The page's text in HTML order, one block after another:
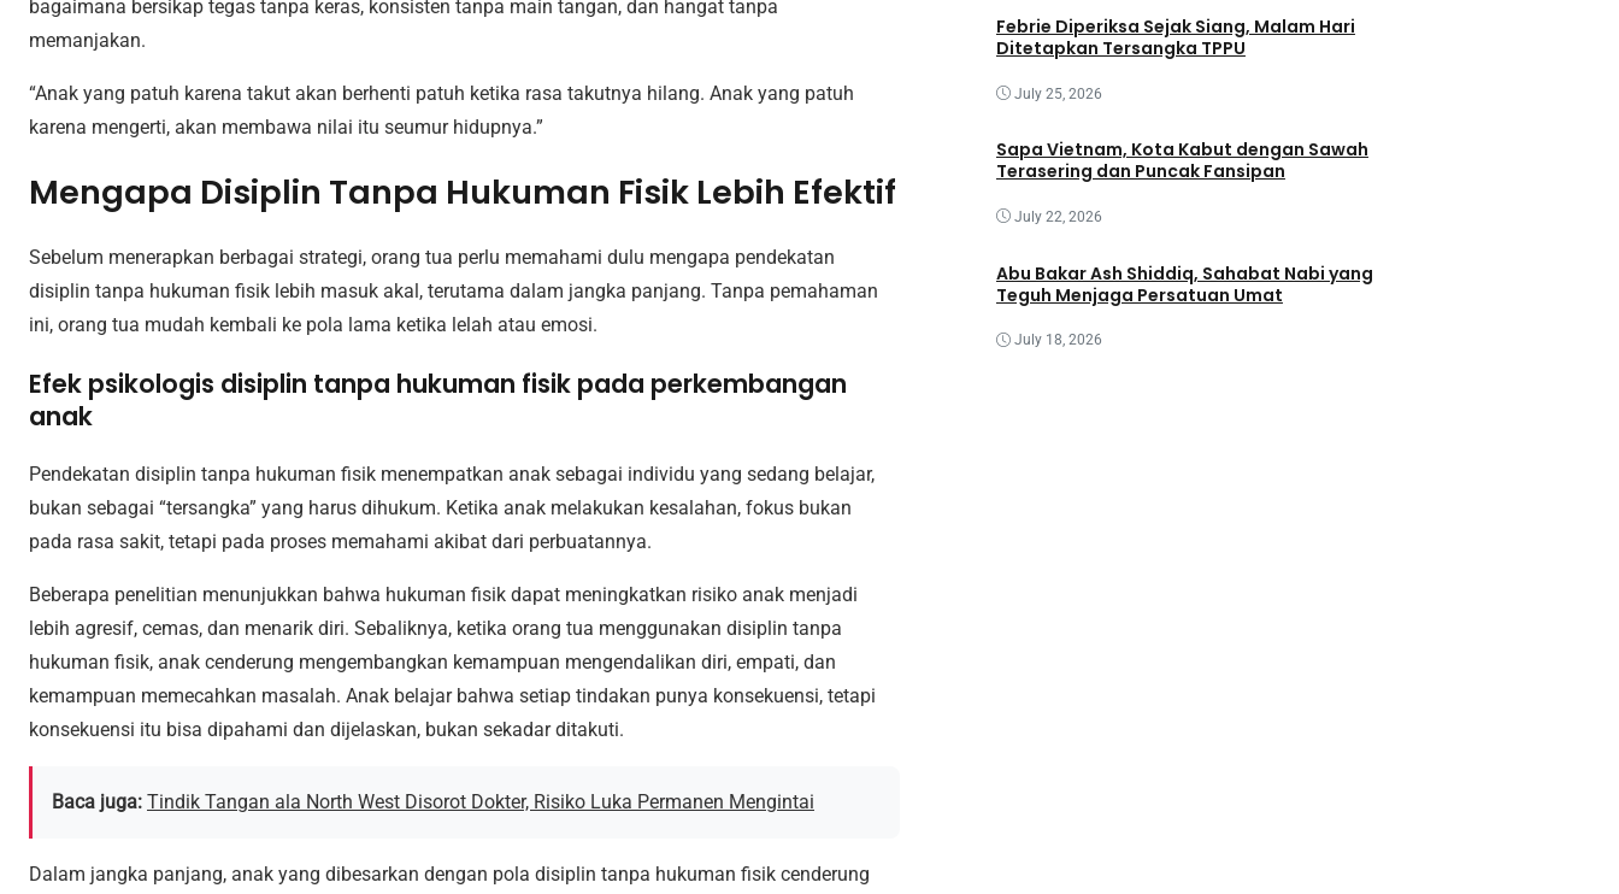
bagaimana bersikap tegas tanpa keras, konsisten tanpa main tangan, dan hangat tanpa
memanjakan.
“Anak yang patuh karena takut akan berhenti patuh ketika rasa takutnya hilang. Anak yang patuh
karena mengerti, akan membawa nilai itu seumur hidupnya.”
Mengapa Disiplin Tanpa Hukuman Fisik Lebih Efektif
Sebelum menerapkan berbagai strategi, orang tua perlu memahami dulu mengapa pendekatan
disiplin tanpa hukuman fisik lebih masuk akal, terutama dalam jangka panjang. Tanpa pemahaman
ini, orang tua mudah kembali ke pola lama ketika lelah atau emosi.
Efek psikologis disiplin tanpa hukuman fisik pada perkembangan
anak
Pendekatan disiplin tanpa hukuman fisik menempatkan anak sebagai individu yang sedang belajar,
bukan sebagai “tersangka” yang harus dihukum. Ketika anak melakukan kesalahan, fokus bukan
pada rasa sakit, tetapi pada proses memahami akibat dari perbuatannya.
Beberapa penelitian menunjukkan bahwa hukuman fisik dapat meningkatkan risiko anak menjadi
lebih agresif, cemas, dan menarik diri. Sebaliknya, ketika orang tua menggunakan disiplin tanpa
hukuman fisik, anak cenderung mengembangkan kemampuan mengendalikan diri, empati, dan
kemampuan memecahkan masalah. Anak belajar bahwa setiap tindakan punya konsekuensi, tetapi
konsekuensi itu bisa dipahami dan dijelaskan, bukan sekadar ditakuti.
Baca juga: Tindik Tangan ala North West Disorot Dokter, Risiko Luka Permanen Mengintai
Dalam jangka panjang, anak yang dibesarkan dengan pola disiplin tanpa hukuman fisik cenderung
Febrie Diperiksa Sejak Siang, Malam Hari
Ditetapkan Tersangka TPPU
July 25, 2026
Sapa Vietnam, Kota Kabut dengan Sawah
Terasering dan Puncak Fansipan
July 22, 2026
Abu Bakar Ash Shiddiq, Sahabat Nabi yang
Teguh Menjaga Persatuan Umat
July 18, 2026